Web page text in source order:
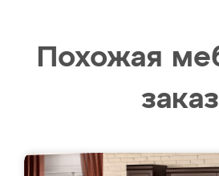
Похожая
заказ